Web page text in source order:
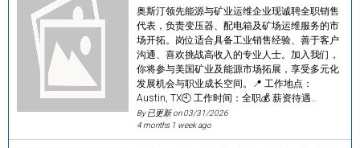
奥斯汀领先能源与矿业运维企业现诚聘全职销售
代表，负责变压器、配电箱及矿场运维服务的市
场开拓。岗位适合具备工业销售经验、善于客户
沟通、喜欢挑战高收入的专业人士。加入我们，
你将参与美国矿业及能源市场拓展，享受多元化
发展机会与职业成长空间。📍 工作地点：
Austin, TX🕘 工作时间：全职💰 薪资待遇…
By 已更新 on03/31/2026
4 months 1 week ago